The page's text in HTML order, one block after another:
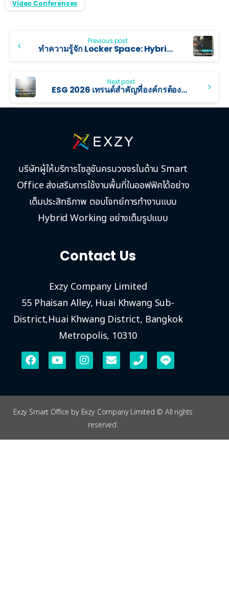
Video Conferences
Previous post
ทำความรู้จัก Locker Space: Hybrid Locker ล้ำสมัยจาก Exzy
Next post
ESG 2026 เทรนด์สำคัญที่องค์กรต้องรู้ก่อนจะถูกลูกค้าตั้งคำถาม
บริษัทผู้ให้บริการโซลูชันครบวงจรในด้าน Smart
Office ส่งเสริมการใช้งานพื้นที่ในออฟฟิศได้อย่าง
เต็มประสิทธิภาพ ตอบโจทย์การทำงานแบบ
Hybrid Working อย่างเต็มรูปแบบ
Contact Us
Exzy Company Limited
55 Phaisan Alley, Huai Khwang Sub-
District,Huai Khwang District, Bangkok
Metropolis, 10310
Exzy Smart Office by Exzy Company Limited © All rights
reserved.